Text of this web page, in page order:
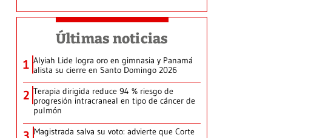
Últimas noticias
1 Alyiah Lide logra oro en gimnasia y Panamá
alista su cierre en Santo Domingo 2026
2 Terapia dirigida reduce 94 % riesgo de
progresión intracraneal en tipo de cáncer de
pulmón
Magistrada salva su voto: advierte que Corte